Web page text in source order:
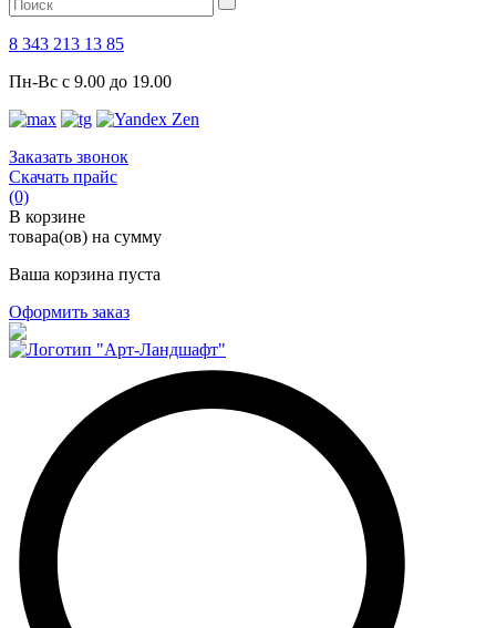
8 343 213 13 85
Пн-Вс с 9.00 до 19.00
Заказать звонок
Скачать прайс
(0)
В корзине
товара(ов) на сумму
Ваша корзина пуста
Оформить заказ